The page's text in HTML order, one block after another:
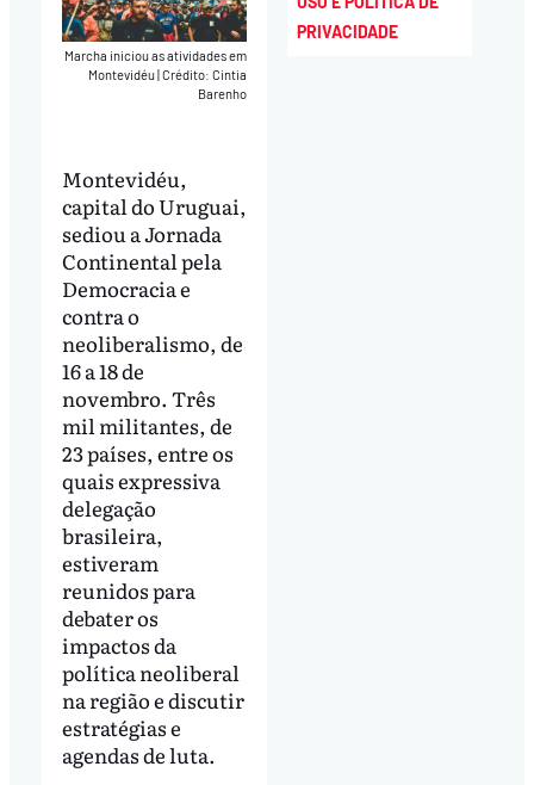
Marcha iniciou as atividades em
Montevidéu Crédito: Cintia
Barenho
Montevidéu,
capital do Uruguai,
sediou a Jornada
Continental pela
Democracia e
contra o
neoliberalismo, de
16 a 18 de
novembro. Três
mil militantes, de
23 países, entre os
quais expressiva
delegação
brasileira,
estiveram
reunidos para
debater os
impactos da
política neoliberal
na região e discutir
estratégias e
agendas de luta.
PRIVACIDADE